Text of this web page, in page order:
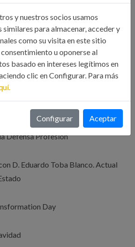
lumínica
de la cerveza (MEGA)
trabajo con D. Julio Gonzalo García.
Electricidad S.A Zona Norte
Defensa Profesión
D. Eduardo Toba Blanco. Actual
Day
y nuestros socios usamos
para almacenar, acceder y
como su visita en este sitio
u oponerse al
basado en intereses legítimos en
clic en Configurar. Para más
Configurar Aceptar